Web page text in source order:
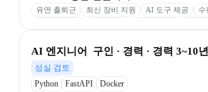
유연 출퇴근 최신 장비 지원 AI 도구 제공
수
AI 엔지니어  구인 · 경력 · 경력 3~10년
성실 검토
Python
FastAPI Docker